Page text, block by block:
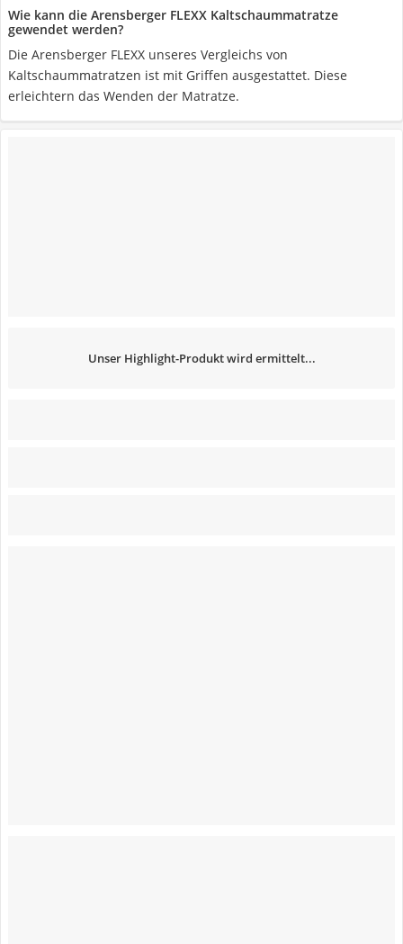
Wie kann die Arensberger FLEXX Kaltschaummatratze
gewendet werden?
Die Arensberger FLEXX unseres Vergleichs von
Kaltschaummatratzen ist mit Griffen ausgestattet. Diese
erleichtern das Wenden der Matratze.
Unser Highlight-Produkt wird ermittelt...